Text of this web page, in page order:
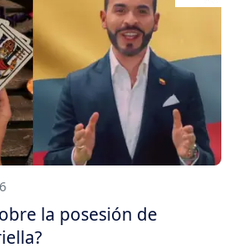
la posesión de